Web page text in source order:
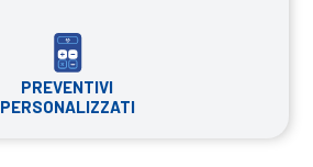
PREVENTIVI
PERSONALIZZATI